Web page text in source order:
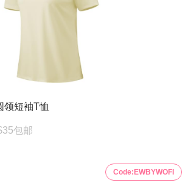
领短袖T恤
包邮
Code: EWBYWOFI